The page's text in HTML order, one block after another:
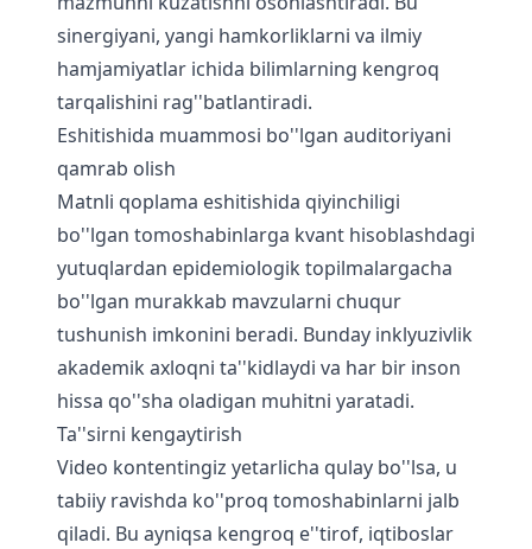
sinergiyani, yangi hamkorliklarni va ilmiy
hamjamiyatlar ichida bilimlarning kengroq
tarqalishini rag''batlantiradi.
Eshitishida muammosi bo''lgan auditoriyani
qamrab olish
Matnli qoplama eshitishida qiyinchiligi
bo''lgan tomoshabinlarga kvant hisoblashdagi
yutuqlardan epidemiologik topilmalargacha
bo''lgan murakkab mavzularni chuqur
tushunish imkonini beradi. Bunday inklyuzivlik
akademik axloqni ta''kidlaydi va har bir inson
hissa qo''sha oladigan muhitni yaratadi.
Ta''sirni kengaytirish
Video kontentingiz yetarlicha qulay bo''lsa, u
tabiiy ravishda ko''proq tomoshabinlarni jalb
qiladi. Bu ayniqsa kengroq e''tirof, iqtiboslar